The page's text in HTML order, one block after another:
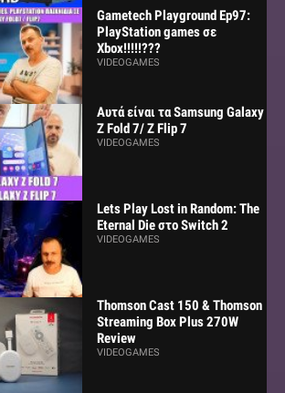
Gametech Playground Ep97:
PlayStation games σε
Xbox!!!!!???
VIDEOGAMES
Αυτά είναι τα Samsung Galaxy
Z Fold 7/ Z Flip 7
VIDEOGAMES
Lets Play Lost in Random: The
Eternal Die στο Switch 2
VIDEOGAMES
Thomson Cast 150 & Thomson
Streaming Box Plus 270W
Review
VIDEOGAMES